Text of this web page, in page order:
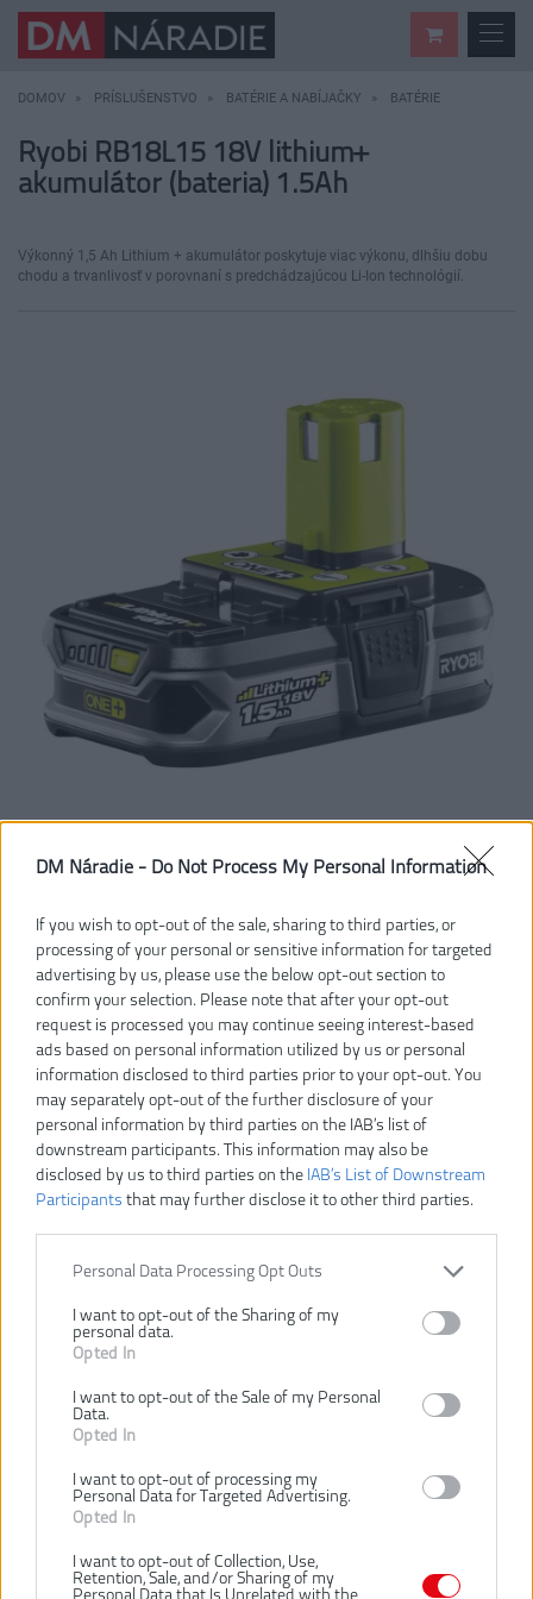
DM Náradie - Do Not Process My Personal Information
If you wish to opt-out of the sale, sharing to third parties, or
processing of your personal or sensitive information for targeted
advertising by us, please use the below opt-out section to
confirm your selection. Please note that after your opt-out
request is processed you may continue seeing interest-based
ads based on personal information utilized by us or personal
information disclosed to third parties prior to your opt-out. You
may separately opt-out of the further disclosure of your
personal information by third parties on the IAB’s list of
downstream participants. This information may also be
disclosed by us to third parties on the IAB’s List of Downstream
Participants that may further disclose it to other third parties.
Personal Data Processing Opt Outs
I want to opt-out of the Sharing of my
personal data.
Opted In
I want to opt-out of the Sale of my Personal
Data.
Opted In
I want to opt-out of processing my
Personal Data for Targeted Advertising.
Opted In
I want to opt-out of Collection, Use,
Retention, Sale, and/or Sharing of my
Personal Data that Is Unrelated with the
DOMOV PRÍSLUŠENSTVO BATÉRIE A NABÍJAČKY BATÉRIE
Ryobi RB18L15 18V lithium+
akumulátor (bateria) 1.5Ah
Výkonný 1,5 Ah Lithium + akumulátor poskytuje viac výkonu, dlhšiu dobu
chodu a trvanlivosť v porovnaní s predchádzajúcou Li-Ion technológií.
77,00 €
Dostupnosť: SKLADOM
VLOŽIŤ DO KOŠÍKA
Číslo produktu:
RB18L15
Výrobca:
Ryobi
Typ tovaru:
Batérie
EAN kód:
4892210124081
Záruka:
24 mesiacov
Kapacita batérie:
1.5 Ah
Výkonný 1,5 Ah Lithium + akumulátor poskytuje viac výkonu, dlhšiu
dobu chodu a trvanlivosť v porovnaní s predchádzajúcou Li-Ion
Štvorstupňový ukazovateľ indikuje zostávajúcu kapacitu (100%,
75%, 50%, 25%)
dosiahnutie maximálnej doby chodu, skladovateľnosti a
bezpečnosti
Tuhá tvarovka tlmí nárazy pre zvýšenie odolnosti
Prereže až 27 metrov 13mm preglejky s R18CS
Doba behu závisí na náradie, akumulátora a použitia